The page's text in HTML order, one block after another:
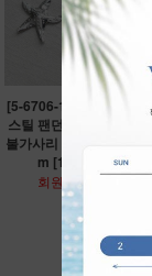
[5-6706-12] 써지컬
스틸 팬던트 춤추는
불가사리 27.5*34m
m [10개]
회원공개